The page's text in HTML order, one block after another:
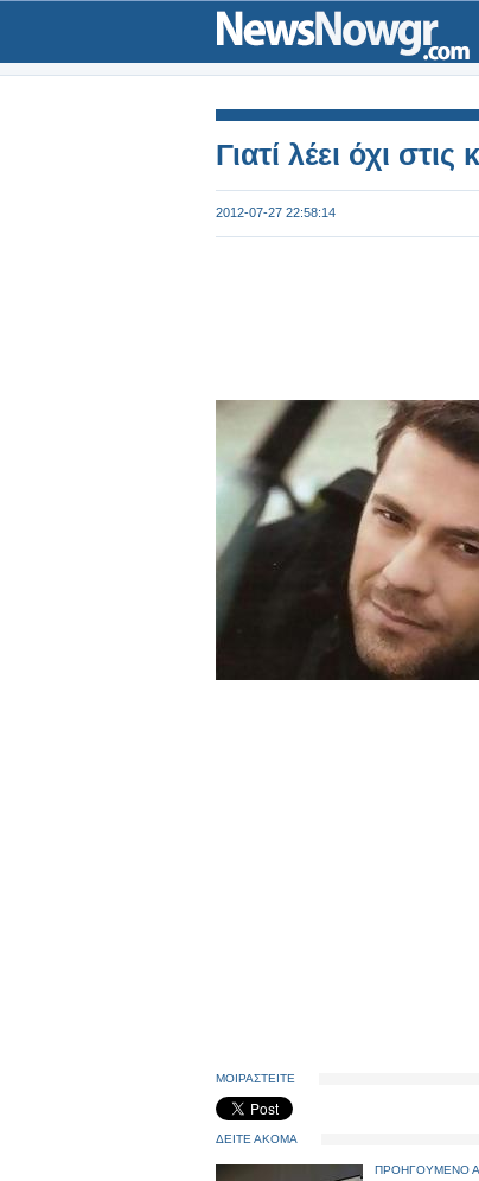
Γιατί λέει όχι
2012-07-27 22:58:14
ΜΟΙΡΑΣΤΕΙΤΕ
ΔΕΙΤΕ ΑΚΟΜΑ
ΠΡΟΗΓΟΥΜΕΝΟ